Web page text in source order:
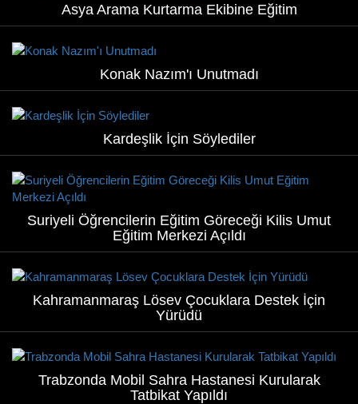
Asya Arama Kurtarma Ekibine Eğitim
Konak Nazım'ı Unutmadı
Kardeşlik İçin Söylediler
Suriyeli Öğrencilerin Eğitim Göreceği Kilis Umut
Eğitim Merkezi Açıldı
Kahramanmaraş Lösev Çocuklara Destek İçin
Yürüdü
Trabzonda Mobil Sahra Hastanesi Kurularak
Tatbikat Yapıldı